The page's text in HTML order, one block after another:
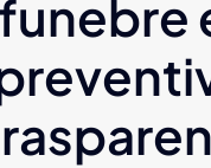
funebre